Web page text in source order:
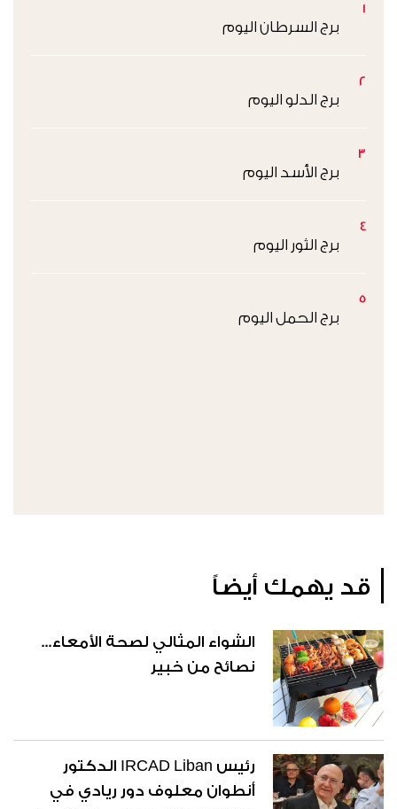
1
برج السرطان اليوم
2
برج الدلو اليوم
3
برج الأسد اليوم
4
برج الثور اليوم
5
برج الحمل اليوم
قد يهمك أيضاً
الشواء المثالي لصحة الأمعاء...
نصائح من خبير
رئيس IRCAD Liban الدكتور
أنطوان معلوف دور ريادي في